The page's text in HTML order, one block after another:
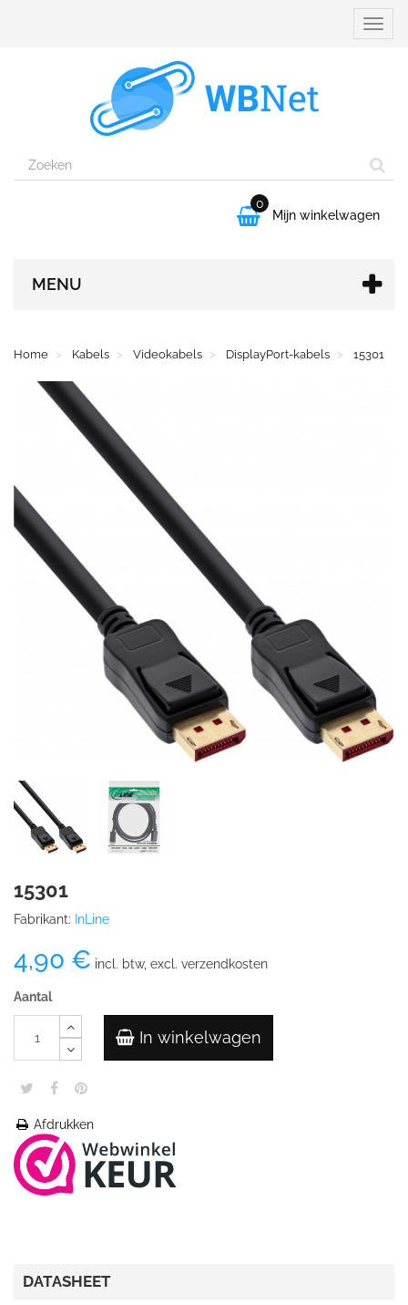

0
Mijn winkelwagen
MENU
Home Kabels Videokabels DisplayPort-kabels 15301
15301
Fabrikant: InLine
4,90 € incl. btw, excl. verzendkosten
Aantal
In winkelwagen
Afdrukken
DATASHEET